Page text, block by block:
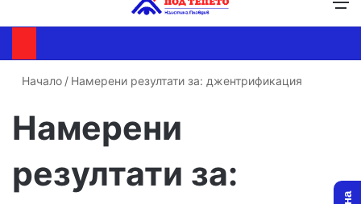
Начало / Намерени резултати за: джентрификация
Намерени
резултати за: